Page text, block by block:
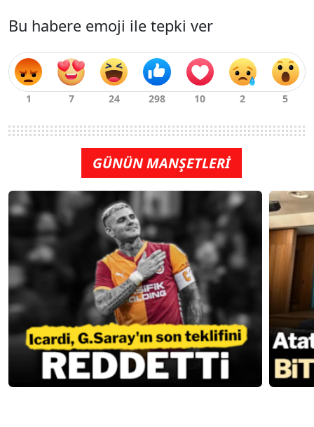
Bu habere emoji ile tepki ver
GÜNÜN MANŞETLERİ